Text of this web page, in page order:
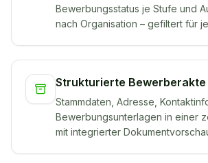
Bewerbungsstatus je Stufe und
nach Organisation – gefiltert für
Strukturierte Bewerberakte
Stammdaten, Adresse,
Bewerbungsunterlagen in einer
mit integrierter